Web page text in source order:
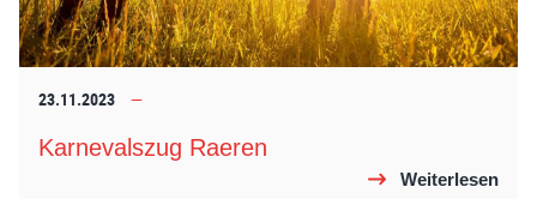
23.11.2023
Karnevalszug Raeren
Weiterlesen